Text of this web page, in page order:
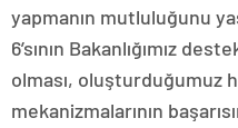
yapmanın mutluluğunu
6’sının Bakanlığımız
olması, oluşturduğumuz
mekanizmalarının